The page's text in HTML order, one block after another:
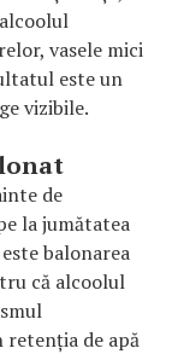
vasele mici
este un
vizibile.
de
la jumătatea
balonarea
că alcoolul
retenția de apă